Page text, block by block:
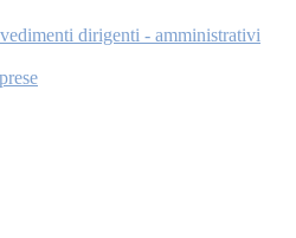
dirigenti - amministrativi